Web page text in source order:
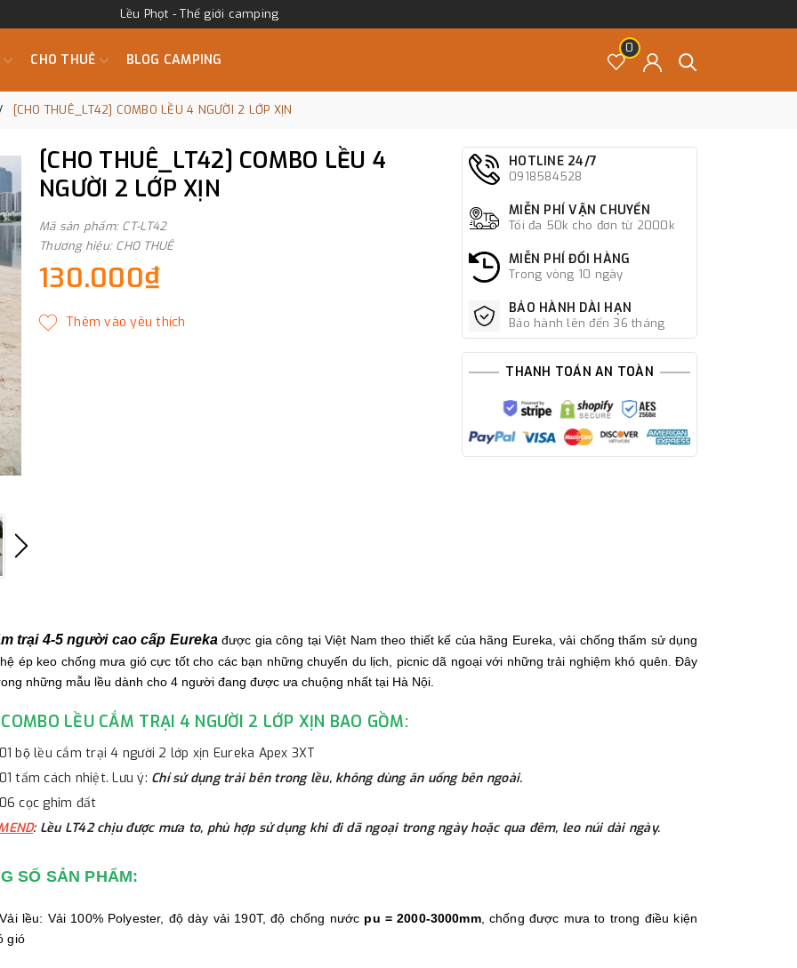
Lều Phọt - Thế giới camping
CHO THUÊ BLOG CAMPING
0
[CHO THUÊ_LT42] COMBO LỀU 4 NGƯỜI 2 LỚP XỊN
[CHO THUÊ_LT42] COMBO LỀU 4
NGƯỜI 2 LỚP XỊN
Mã sản phẩm: CT-LT42
Thương hiệu: CHO THUÊ
130.000₫
HOTLINE 24/7
0918584528
MIỄN PHÍ VẬN CHUYỂN
Tối đa 50k cho đơn từ 2000k
MIỄN PHÍ ĐỔI HÀNG
Trong vòng 10 ngày
BẢO HÀNH DÀI HẠN
Bảo hành lên đến 36 tháng
THANH TOÁN AN TOÀN
trại 4-5 người cao cấp Eureka được gia công tại Việt Nam theo thiết kế của hãng Eureka, vải chống thấm sử dụng
ép keo chống mưa gió cực tốt cho các bạn những chuyến du lịch, picnic dã ngoại với những trải nghiệm khó quên. Đây
những mẫu lều dành cho 4 người đang được ưa chuộng nhất tại Hà Nội.
LỀU CẮM TRẠI 4 NGƯỜI 2 LỚP XỊN BAO GỒM:
bộ lều cắm trại 4 người 2 lớp xịn Eureka Apex 3XT
tấm cách nhiệt. Lưu ý: Chỉ sử dụng trải bên trong lều, không dùng ăn uống bên ngoài.
cọc ghim đất
: Lều LT42 chịu được mưa to, phù hợp sử dụng khi đi dã ngoại trong ngày hoặc qua đêm, leo núi dài ngày.
SỐ SẢN PHẨM:
lều: Vải 100% Polyester, độ dày vải 190T, độ chống nước pu = 2000-3000mm, chống được mưa to trong điều kiện
gió